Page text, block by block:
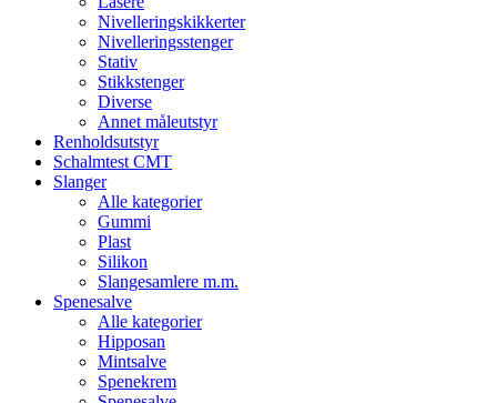
Nivelleringskikkerter
Nivelleringsstenger
Stativ
Stikkstenger
Diverse
Annet måleutstyr
Renholdsutstyr
Schalmtest CMT
Slanger
Alle kategorier
Gummi
Plast
Silikon
Slangesamlere m.m.
Spenesalve
Alle kategorier
Hipposan
Mintsalve
Spenekrem